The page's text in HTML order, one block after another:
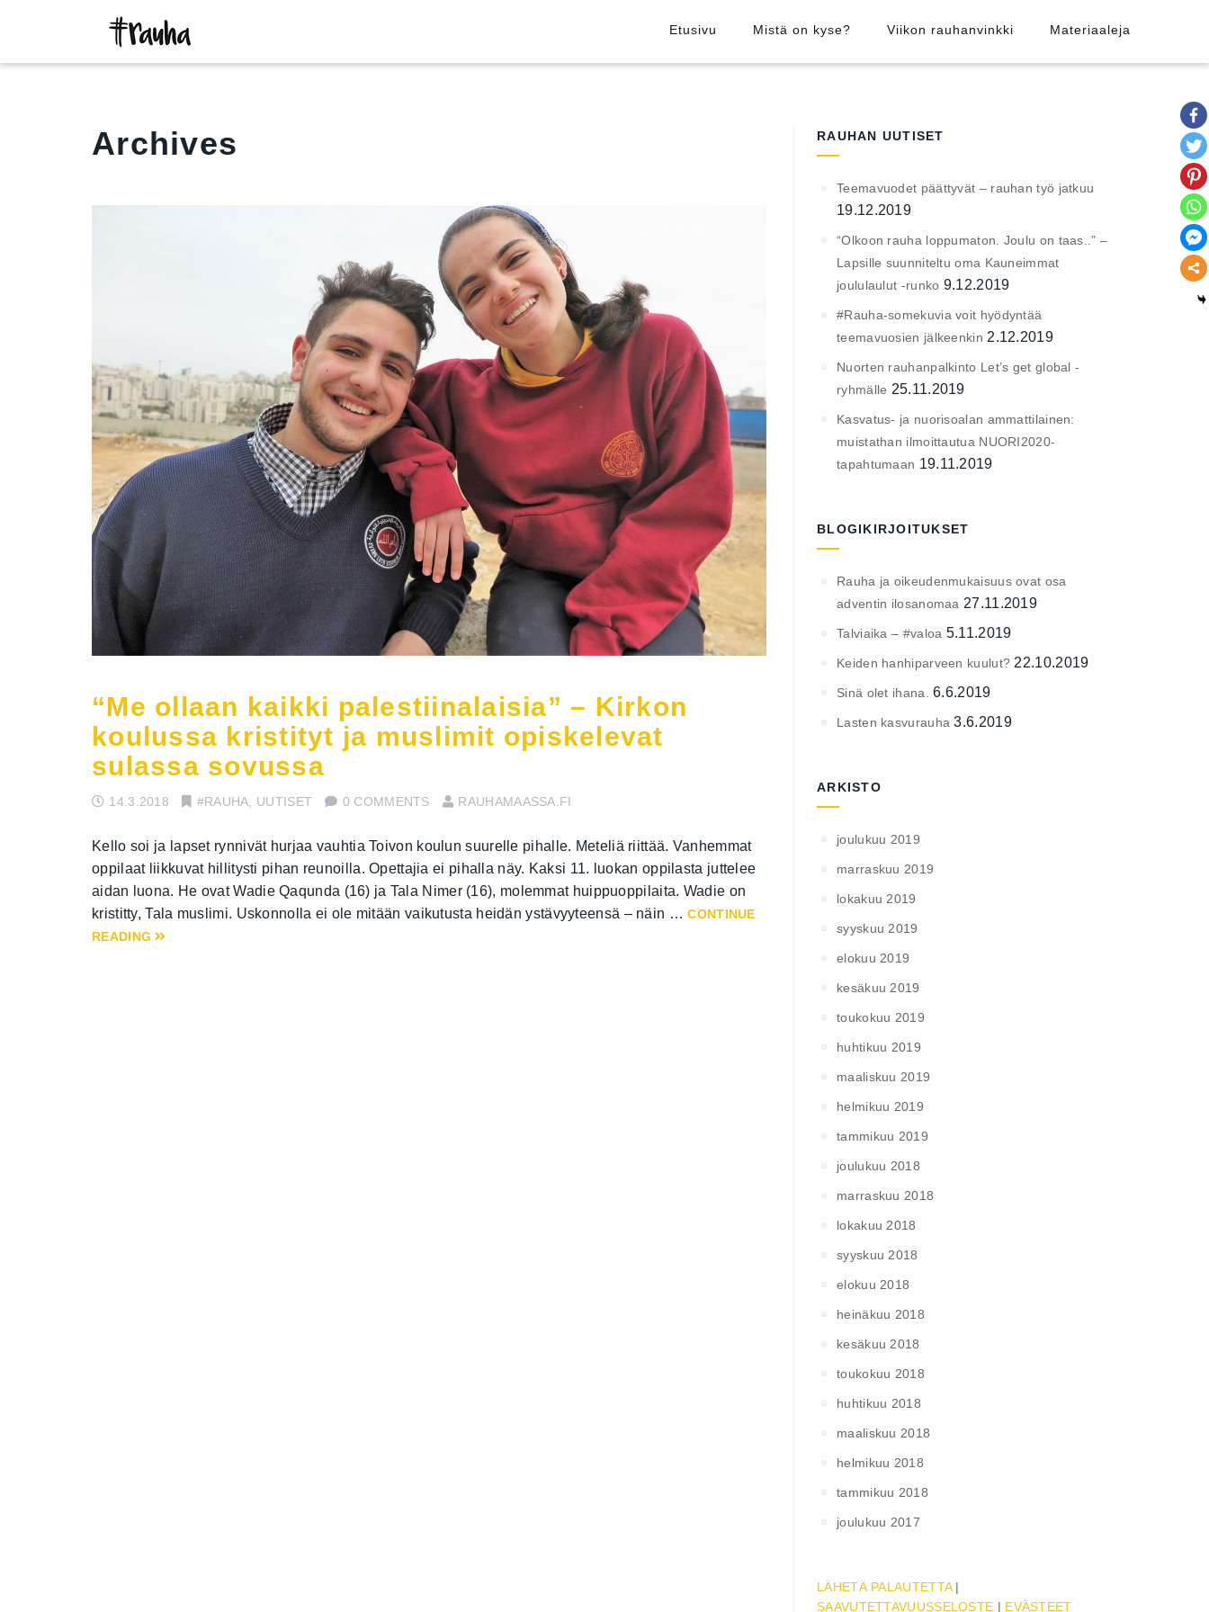
Etusivu Mistä on kyse? Viikon rauhanvinkki Materiaaleja
Archives
“Me ollaan kaikki palestiinalaisia” – Kirkon
koulussa kristityt ja muslimit opiskelevat
sulassa sovussa
14.3.2018 #RAUHA UUTISET 0 COMMENTS RAUHAMAASSA.FI
Kello soi ja lapset rynnivät hurjaa vauhtia Toivon koulun suurelle pihalle. Meteliä riittää. Vanhemmat
oppilaat liikkuvat hillitysti pihan reunoilla. Opettajia ei pihalla näy. Kaksi 11. luokan oppilasta juttelee
aidan luona. He ovat Wadie Qaqunda (16) ja Tala Nimer (16), molemmat huippuoppilaita. Wadie on
kristitty, Tala muslimi. Uskonnolla ei ole mitään vaikutusta heidän ystävyyteensä – näin …CONTINUE
READING
RAUHAN UUTISET
Teemavuodet päättyvät – rauhan työ jatkuu
19.12.2019
“Olkoon rauha loppumaton. Joulu on taas..” –
Lapsille suunniteltu oma Kauneimmat
joululaulut -runko 9.12.2019
#Rauha-somekuvia voit hyödyntää
teemavuosien jälkeenkin 2.12.2019
Nuorten rauhanpalkinto Let’s get global -
ryhmälle 25.11.2019
Kasvatus- ja nuorisoalan ammattilainen:
muistathan ilmoittautua NUORI2020-
tapahtumaan 19.11.2019
BLOGIKIRJOITUKSET
Rauha ja oikeudenmukaisuus ovat osa
adventin ilosanomaa 27.11.2019
Talviaika – #valoa 5.11.2019
Keiden hanhiparveen kuulut? 22.10.2019
Sinä olet ihana. 6.6.2019
Lasten kasvurauha 3.6.2019
ARKISTO
joulukuu 2019
marraskuu 2019
lokakuu 2019
syyskuu 2019
elokuu 2019
kesäkuu 2019
toukokuu 2019
huhtikuu 2019
maaliskuu 2019
helmikuu 2019
tammikuu 2019
joulukuu 2018
marraskuu 2018
lokakuu 2018
syyskuu 2018
elokuu 2018
heinäkuu 2018
kesäkuu 2018
toukokuu 2018
huhtikuu 2018
maaliskuu 2018
helmikuu 2018
tammikuu 2018
joulukuu 2017
LÄHETÄ PALAUTETTA|
SAAVUTETTAVUUSSELOSTE | EVÄSTEET